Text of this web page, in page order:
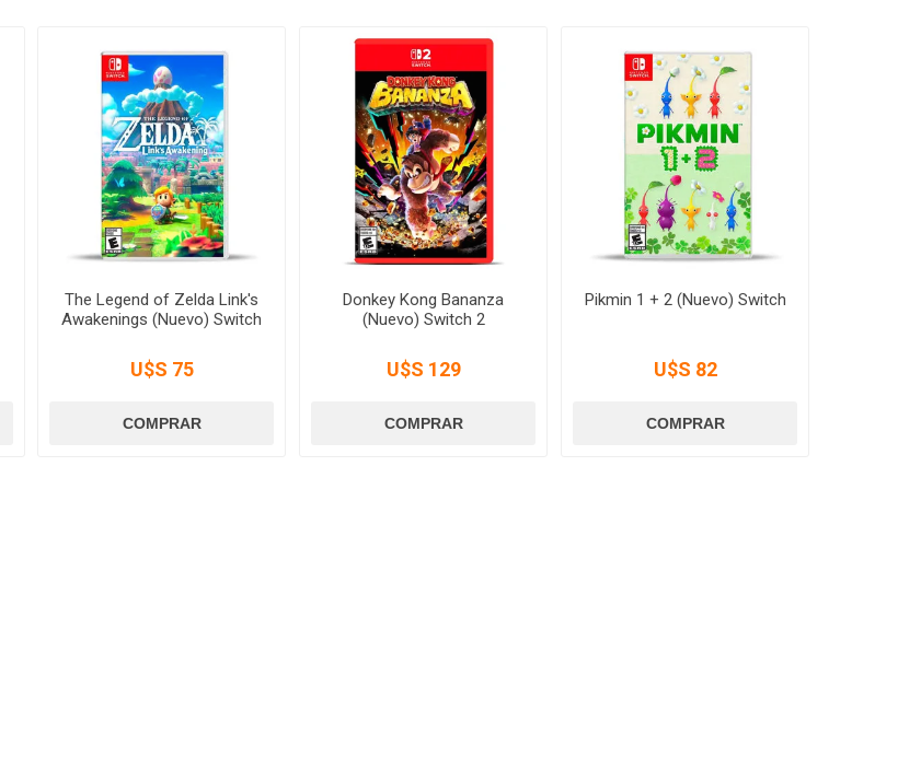
The Legend of Zelda Link's
Awakenings (Nuevo) Switch
U$S 75
Donkey Kong Bananza
(Nuevo) Switch 2
U$S 129
Pikmin 1 + 2 (Nuevo) Switch
U$S 82